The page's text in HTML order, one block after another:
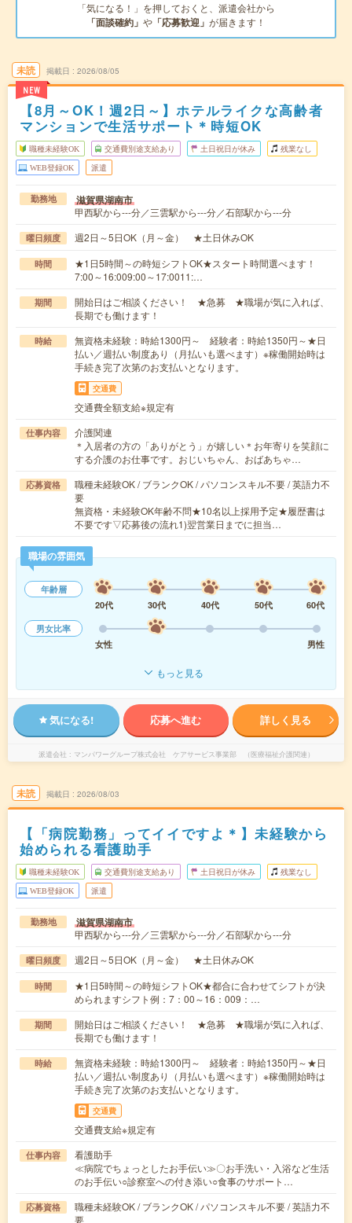
「気になる！」を押しておくと、派遣会社から
「面談確約」 や 「応募歓迎」 が届きます！
未読
NEW
掲載日 2026/08/05
【8月～OK！週2日～】ホテルライクな高齢者
マンションで生活サポート＊時短OK
職種未経験OK 交通費別途支給あり 土日祝日が休み 残業なし
WEB登録OK 派遣
勤務地 滋賀県湖南市
甲西駅から---分／三雲駅から---分／石部駅から---分
曜日頻度 週2日～5日OK（月～金） ★土日休みOK
時間
★1日5時間～の時短シフトOK★スタート時間選べます！
7:00～16:009:00～17:0011:…
期間
開始日はご相談ください！ ★急募 ★職場が気に入れば、
長期でも働けます！
時給
無資格未経験：時給1300円～ 経験者：時給1350円～★日
払い／週払い制度あり（月払いも選べます）※稼働開始時は
手続き完了次第のお支払いとなります。
交通費
交通費全額支給※規定有
仕事内容
介護関連
＊入居者の方の「ありがとう」が嬉しい＊お年寄りを笑顔に
する介護のお仕事です。おじいちゃん、おばあちゃ…
応募資格
職種未経験OK / ブランクOK / パソコンスキル不要 / 英語力不
要
無資格・未経験OK年齢不問★10名以上採用予定★履歴書は
不要です▽応募後の流れ1)翌営業日までに担当…
職場の雰囲気
年齢層
20代
30代 40代 50代
60代
男女比率
女性
男性
もっと見る
気になる! 応募へ進む 詳しく見る
派遣会社 マンパワーグループ株式会社 ケアサービス事業部 （医療福祉介護関連）
未読 掲載日 2026/08/03
【「病院勤務」ってイイですよ＊】未経験から
始められる看護助手
職種未経験OK 交通費別途支給あり 土日祝日が休み 残業なし
WEB登録OK 派遣
勤務地 滋賀県湖南市
甲西駅から---分／三雲駅から---分／石部駅から---分
曜日頻度 週2日～5日OK（月～金） ★土日休みOK
時間
★1日5時間～の時短シフトOK★都合に合わせてシフトが決
められますシフト例：7：00～16：009：…
期間
開始日はご相談ください！ ★急募 ★職場が気に入れば、
長期でも働けます！
時給
無資格未経験：時給1300円～ 経験者：時給1350円～★日
払い／週払い制度あり（月払いも選べます）※稼働開始時は
手続き完了次第のお支払いとなります。
交通費
交通費支給※規定有
仕事内容
看護助手
≪病院でちょっとしたお手伝い≫〇お手洗い・入浴など生活
のお手伝い○診察室への付き添い○食事のサポート…
応募資格
職種未経験OK / ブランクOK / パソコンスキル不要 / 英語力不
要